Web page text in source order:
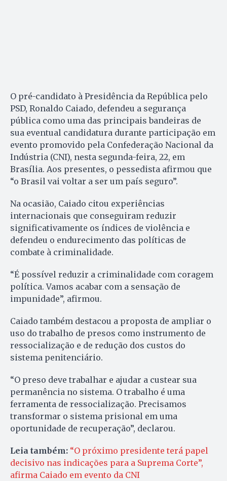
O pré-candidato à Presidência da República pelo
PSD, Ronaldo Caiado, defendeu a segurança
pública como uma das principais bandeiras de
sua eventual candidatura durante participação em
evento promovido pela Confederação Nacional da
Indústria (CNI), nesta segunda-feira, 22, em
Brasília. Aos presentes, o pessedista afirmou que
“o Brasil vai voltar a ser um país seguro”.
Na ocasião, Caiado citou experiências
internacionais que conseguiram reduzir
significativamente os índices de violência e
defendeu o endurecimento das políticas de
combate à criminalidade.
“É possível reduzir a criminalidade com coragem
política. Vamos acabar com a sensação de
impunidade”, afirmou.
Caiado também destacou a proposta de ampliar o
uso do trabalho de presos como instrumento de
ressocialização e de redução dos custos do
sistema penitenciário.
“O preso deve trabalhar e ajudar a custear sua
permanência no sistema. O trabalho é uma
ferramenta de ressocialização. Precisamos
transformar o sistema prisional em uma
oportunidade de recuperação”, declarou.
Leia também: “O próximo presidente terá papel
decisivo nas indicações para a Suprema Corte”,
afirma Caiado em evento da CNI